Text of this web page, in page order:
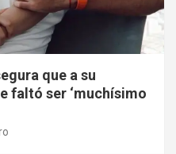
que a su
faltó ser ‘muchísimo